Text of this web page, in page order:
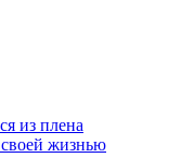
из плена
своей жизнью